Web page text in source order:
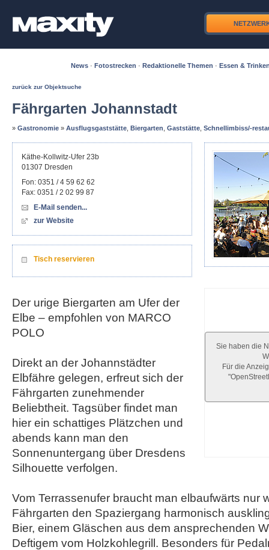
News · Fotostrecken · Redaktionelle Themen · Essen &
zurück zur Objektsuche
Fährgarten Johannstadt
» Gastronomie » Ausflugsgaststätte Biergarten Gaststätte Schnellimbiss/-
Sie haben die
Für die
Käthe-Kollwitz-Ufer 23b
01307 Dresden
Fon: 0351 / 4 59 62 62
Fax: 0351 / 2 02 99 87
E-Mail senden...
zur Website
Tisch reservieren
Der urige Biergarten am Ufer der
Elbe – empfohlen von MARCO
POLO
Direkt an der Johannstädter
Elbfähre gelegen, erfreut sich der
Fährgarten zunehmender
Beliebtheit. Tagsüber findet man
hier ein schattiges Plätzchen und
abends kann man den
Sonnenuntergang über Dresdens
Silhouette verfolgen.
Vom Terrassenufer braucht man elbaufwärts nur
Fährgarten den Spaziergang harmonisch
Bier, einem Gläschen aus dem ansprechenden
Deftigem vom Holzkohlegrill. Besonders für